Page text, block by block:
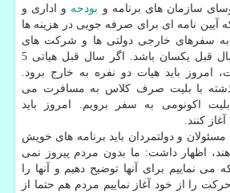
سازمان های برنامه و بودجه و اداری و
آیین نامه ای برای صرفه جویی در هزینه ها
به سفرهای خارجی دولتی ها و شركت های
دولتی در سال 97 با سال قبل یكسان باشد. اگر سال قبل هیاتی 5
امروز باید هیات دو نفره به خارج برود.
با بلیت صرف كلاس به مسافرت می
بلیت اكونومی به سفر برویم. امروز باید
كنند.
مسئولان و دولتمردان باید برنامه های خویش
اظهار داشت: ما بدون مردم پیروز نمی
نماییم برای آنها توضیح دهیم و آنها را
حركت را از خود آغاز نماییم مردم هم حتما از